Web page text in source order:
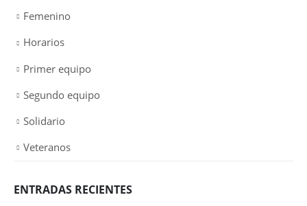
Femenino
Horarios
Primer equipo
Segundo equipo
Solidario
Veteranos
ENTRADAS RECIENTES